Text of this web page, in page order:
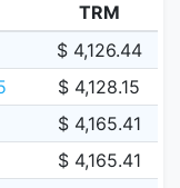
TRM
$ 4,126.44
$ 4,128.15
$ 4,165.41
$ 4,165.41